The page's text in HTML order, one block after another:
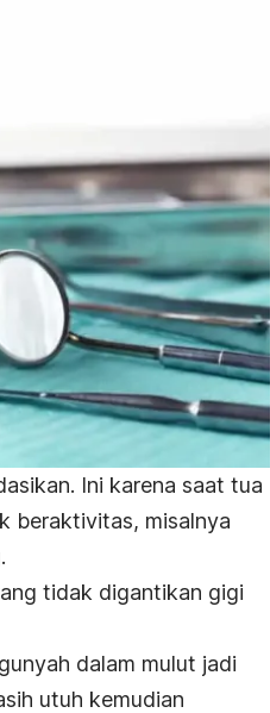
Ini karena saat tua
beraktivitas, misalnya
tidak digantikan gigi
dalam mulut jadi
utuh kemudian